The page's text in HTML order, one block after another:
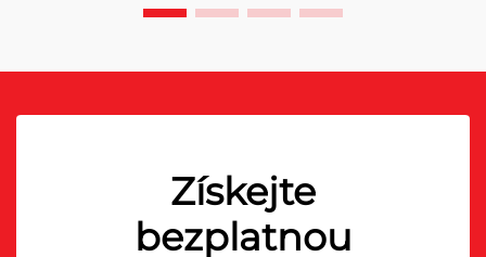
Získejte
bezplatnou